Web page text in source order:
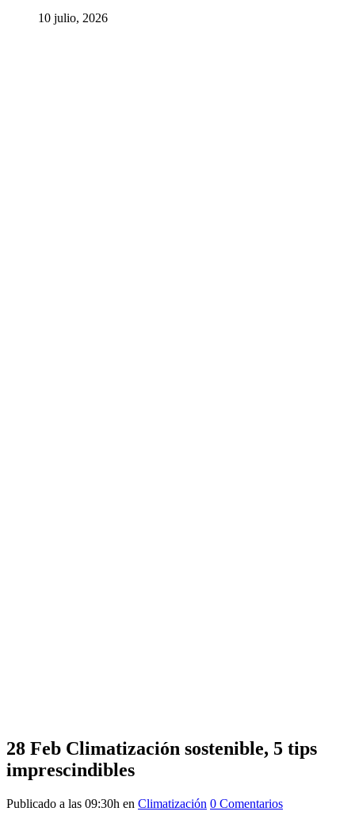
10 julio, 2026
28 Feb Climatización sostenible, 5 tips
imprescindibles
Publicado a las 09:30h en Climatización 0 Comentarios